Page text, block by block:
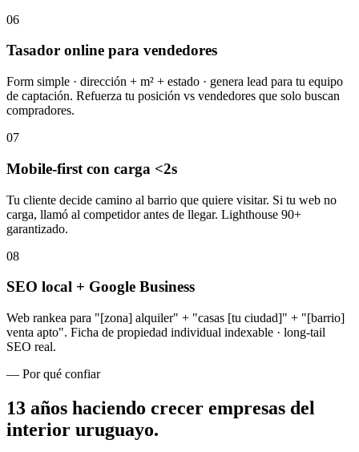
06
Tasador online para vendedores
Form simple · dirección + m² + estado · genera lead para tu equipo
de captación. Refuerza tu posición vs vendedores que solo buscan
compradores.
07
Mobile-first con carga <2s
Tu cliente decide camino al barrio que quiere visitar. Si tu web no
carga, llamó al competidor antes de llegar. Lighthouse 90+
garantizado.
08
SEO local + Google Business
Web rankea para "[zona] alquiler" + "casas [tu ciudad]" + "[barrio]
venta apto". Ficha de propiedad individual indexable · long-tail
SEO real.
— Por qué confiar
13 años haciendo crecer empresas del
interior uruguayo.